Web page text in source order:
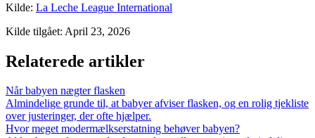
Kilde: La Leche League International
Kilde tilgået: April 23, 2026
Relaterede artikler
Når babyen nægter flasken
Almindelige grunde til, at babyer afviser flasken, og en rolig tjekliste
over justeringer, der ofte hjælper.
Hvor meget modermælkserstatning behøver babyen?